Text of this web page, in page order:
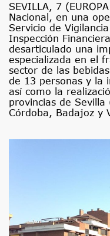
SEVILLA, 7
Nacional, en una
Servicio de
Inspección
desarticulado una
especializada en el
sector de las
de 13 personas y la
así como la
provincias de Sevilla
Córdoba, Badajoz y